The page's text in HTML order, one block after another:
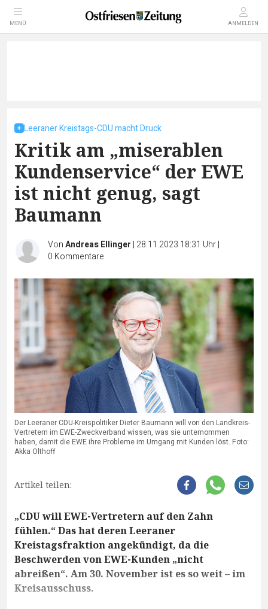
MENÜ ANMELDEN
Leeraner Kreistags-CDU macht Druck
Kritik am „miserablen
Kundenservice“ der EWE
ist nicht genug, sagt
Baumann
VonAndreas Ellinger | 28.11.2023 18:31 Uhr|
0 Kommentare
Der Leeraner CDU-Kreispolitiker Dieter Baumann will von den Landkreis-
Vertretern im EWE-Zweckverband wissen, was sie unternommen
haben, damit die EWE ihre Probleme im Umgang mit Kunden löst. Foto:
Akka Olthoff
Artikel teilen:
„CDU will EWE-Vertretern auf den Zahn
fühlen.“ Das hat deren Leeraner
Kreistagsfraktion angekündigt, da die
Beschwerden von EWE-Kunden „nicht
abreißen“. Am 30. November ist es so weit – im
Kreisausschuss.